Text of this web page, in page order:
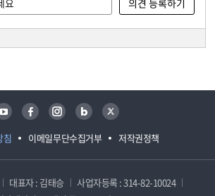
침 이메일무단수집거부 저작권정책
유튜브 페이스북 인스타그램 블로그 트위터
대표자 : 김태승
사업자등록 : 314-82-10024